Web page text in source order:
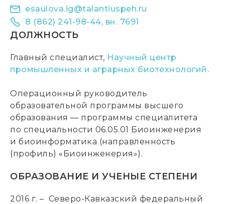
esaulova.ig@talantiuspeh.ru
8 (862) 241-98-44, вн. 7691
ДОЛЖНОСТЬ
Главный специалист, Научный центр
промышленных и аграрных биотехнологий.
Операционный руководитель
образовательной программы высшего
образования — программы специалитета
по специальности 06.05.01 Биоинженерия
и биоинформатика (направленность
(профиль) «Биоинженерия»).
ОБРАЗОВАНИЕ И УЧЕНЫЕ СТЕПЕНИ
2016 г. – Северо-Кавказский федеральный